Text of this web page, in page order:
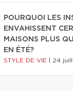
POURQUOI LES
ENVAHISSENT
MAISONS PLUS
EN ÉTÉ?
STYLE DE VIE 24